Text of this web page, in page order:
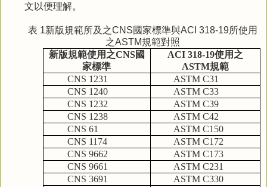
文以便理解。
表 1新版規範所及之CNS國家標準與ACI 318-19所使用
之ASTM規範對照
新版規範使用之CNS國
家標準
ACI 318-19使用之
ASTM規範
CNS 1231
ASTM C31
CNS 1240
ASTM C33
CNS 1232
ASTM C39
CNS 1238
ASTM C42
CNS 61
ASTM C150
CNS 1174
ASTM C172
CNS 9662
ASTM C173
CNS 9661
ASTM C231
CNS 3691
ASTM C330